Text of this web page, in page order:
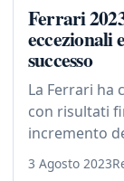
Ferrari
eccezionali
successo
La Ferrari ha
con risultati
incremento
3 Agosto 2023